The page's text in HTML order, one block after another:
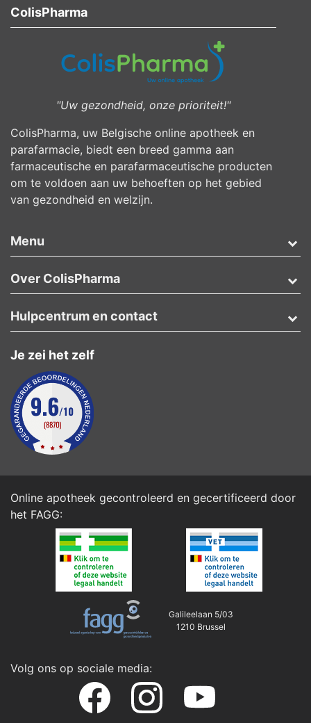
ColisPharma
"Uw gezondheid, onze prioriteit!"
ColisPharma, uw Belgische online apotheek en
parafarmacie, biedt een breed gamma aan
farmaceutische en parafarmaceutische producten
om te voldoen aan uw behoeften op het gebied
van gezondheid en welzijn.
Menu
Over ColisPharma
Je zei het zelf
Hulpcentrum en contact
Online apotheek gecontroleerd en gecertificeerd door
het FAGG:
Galileelaan 5/03
1210 Brussel
Volg ons op sociale media: